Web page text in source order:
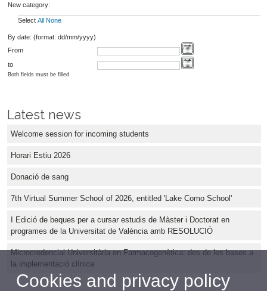
New category:
Select All None
By date: (format: dd/mm/yyyy)
From
to
Both fields must be filled
Latest news
Welcome session for incoming students
Horari Estiu 2026
Donació de sang
7th Virtual Summer School of 2026, entitled 'Lake Como School'
I Edició de beques per a cursar estudis de Màster i Doctorat en
programes de la Universitat de València amb RESOLUCIÓ
Microcredencial Universitària en Farmacogenètica: des de les bases a
la implementació clínica
Cookies and privacy policy